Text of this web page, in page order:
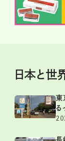
日本と
東
る
長